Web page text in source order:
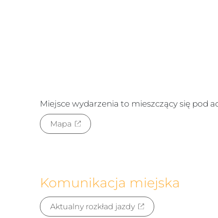
Miejsce wydarzenia to mieszczący się pod
Mapa
Komunikacja miejska
Aktualny rozkład jazdy